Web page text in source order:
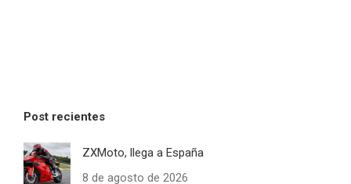
Post recientes
ZXMoto, llega a España
8 de agosto de 2026